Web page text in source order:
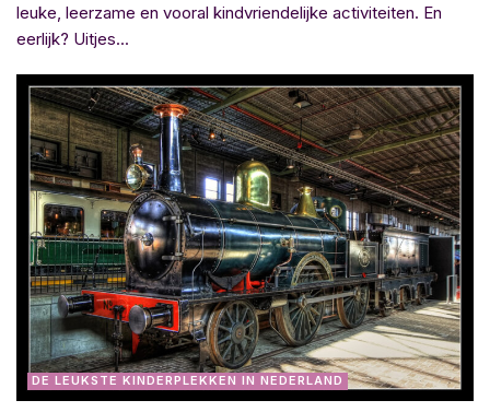
leuke, leerzame en vooral kindvriendelijke activiteiten. En
eerlijk? Uitjes...
DE LEUKSTE KINDERPLEKKEN IN NEDERLAND